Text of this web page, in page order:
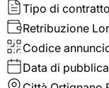
Tipo di contratto
Retribuzione
Codice
Data di